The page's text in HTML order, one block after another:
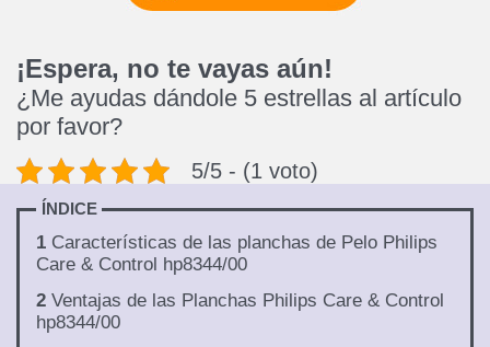
¡Espera, no te vayas aún!
¿Me ayudas dándole 5 estrellas al artículo
por favor?
5/5 - (1 voto)
ÍNDICE
1 Características de las planchas de Pelo Philips
Care & Control hp8344/00
2 Ventajas de las Planchas Philips Care & Control
hp8344/00